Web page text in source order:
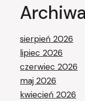
Archiwa
sierpień 2026
lipiec 2026
czerwiec 2026
maj 2026
kwiecień 2026